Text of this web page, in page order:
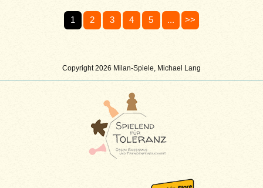
Copyright 2026 Milan-Spiele, Michael Lang
1 2 3 4 5 ... >>